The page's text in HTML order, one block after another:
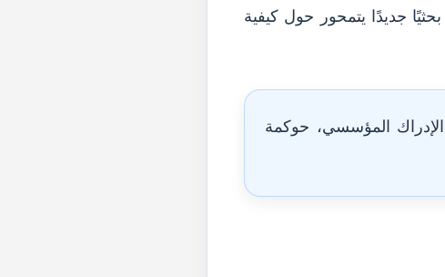
جديدًا يتمحور حول كيفية
المؤسسي، حوكمة